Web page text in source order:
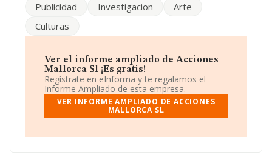
Sociedad Limitada. Clasifica su actividad CNAE como
importación y/o exportación.
La empresa españolaAcciones Mallorca S.L
B57077463, tiene domicilio fiscal en Calle Jeroni Pou
núm. 43, (07006), en el municipio de Palma, Isles
Baleares, Islas Baleares.
En base a la información de la que dispone INFORMA
nacional alcanza los 1.736 millones de euros y en 2023
Publicidad Investigacion
Arte
Culturas
Ver el informe ampliado de Acciones
Mallorca Sl ¡Es gratis!
Regístrate en eInforma y te regalamos el
Informe Ampliado de esta empresa.
VER INFORME AMPLIADO DE ACCIONES
MALLORCA SL